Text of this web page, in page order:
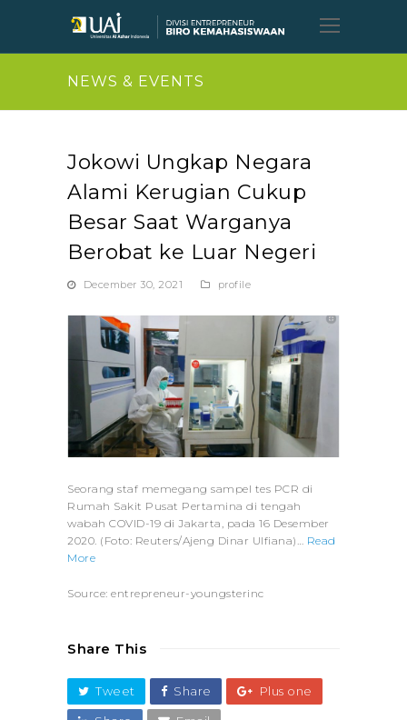
Open
Mobile
NEWS & EVENTS
Jokowi Ungkap Negara
Alami Kerugian Cukup
Besar Saat Warganya
Berobat ke Luar Negeri
December 30, 2021 profile
Seorang staf memegang sampel tes PCR di
Rumah Sakit Pusat Pertamina di tengah
wabah COVID-19 di Jakarta, pada 16 Desember
2020. (Foto: Reuters/Ajeng Dinar Ulfiana)… Read
More
Source: entrepreneur-youngsterinc
Share This
Tweet Share Plus one